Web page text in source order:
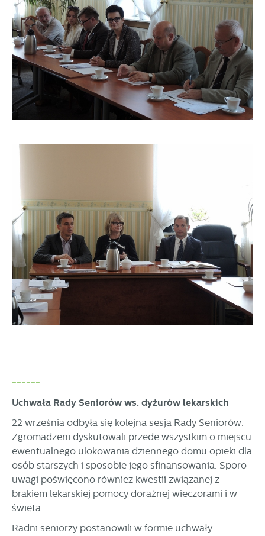
------
Uchwała Rady Seniorów ws. dyżurów lekarskich
22 września odbyła się kolejna sesja Rady Seniorów.
Zgromadzeni dyskutowali przede wszystkim o miejscu
ewentualnego ulokowania dziennego domu opieki dla
osób starszych i sposobie jego sfinansowania. Sporo
uwagi poświęcono również kwestii związanej z
brakiem lekarskiej pomocy doraźnej wieczorami i w
święta.
Radni seniorzy postanowili w formie uchwały